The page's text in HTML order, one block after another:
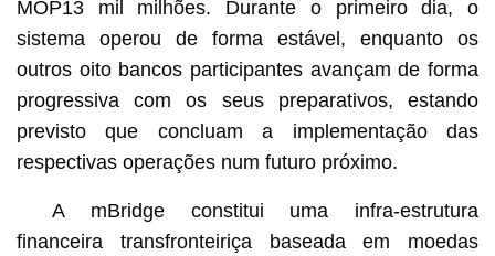
MOP13 mil milhões. Durante o primeiro dia, o
sistema operou de forma estável, enquanto os
outros oito bancos participantes avançam de forma
progressiva com os seus preparativos, estando
previsto que concluam a implementação das
respectivas operações num futuro próximo.
A mBridge constitui uma infra-estrutura
financeira transfronteiriça baseada em moedas